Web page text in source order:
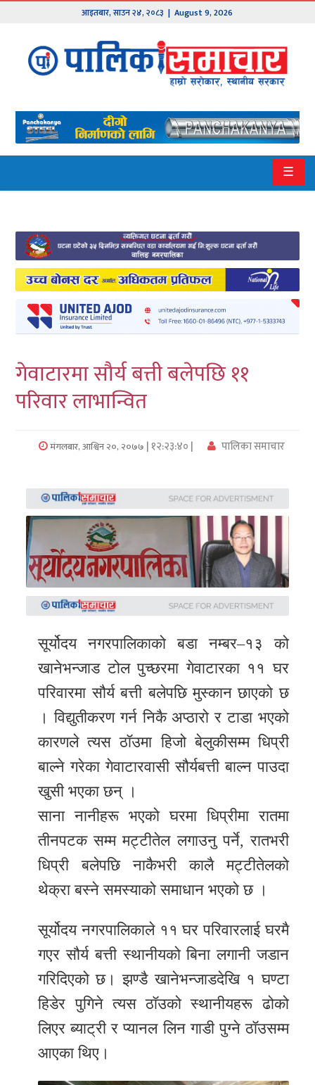
आइतबार,साउन२४,२०८३ | August 9, 2026
मुख्य
समाचार
हाम्रो
पालिका
१
२
बागमती
गण्डकी
कर्णाली
सुदुरपश्चिम
प्रदेश/
समाचार
अन्तरवार्ता
फोटो
समाचार
भिडियो
समाचार
अन्य
समाचार
Preeti
unicode
स्थानीय
English
☰
गेवाटारमा सौर्य बत्ती बलेपछि ११
परिवार लाभान्वित
मंगलबार, आश्विन २०, २०७७ | १२:२३:४० | पालिका समाचार
सूर्योदय नगरपालिकाको बडा नम्बर–१३ को
खानेभन्जाड टोल पुच्छरमा गेवाटारका ११ घर
परिवारमा सौर्य बत्ती बलेपछि मुस्कान छाएको छ
। विद्युतीकरण गर्न निकै अप्ठारो र टाडा भएको
कारणले त्यस ठॉउमा हिजो बेलुकीसम्म धिप्री
बाल्ने गरेका गेवाटारवासी सौर्यबत्ती बाल्न पाउदा
खुसी भएका छन् ।
साना नानीहरू भएको घरमा धिप्रीमा रातमा
तीनपटक सम्म मट्टीतेल लगाउनु पर्ने, रातभरी
धिप्री बलेपछि नाकैभरी कालै मट्टीतेलको
थेक्रा बस्ने समस्याको समाधान भएको छ ।
सूर्योदय नगरपालिकाले ११ घर परिवारलाई घरमै
गएर सौर्य बत्ती स्थानीयको बिना लगानी जडान
गरिदिएको छ। झण्डै खानेभन्जाडदेखि १ घण्टा
हिडेर पुगिने त्यस ठॉउको स्थानीयहरू ढोको
लिएर ब्याट्री र प्यानल लिन गाडी पुग्ने ठॉउसम्म
आएका थिए।